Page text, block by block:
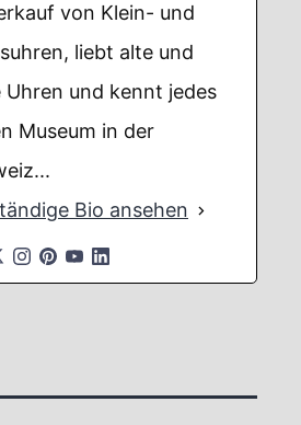
von Klein- und
liebt alte und
Uhren und kennt jedes
Museum in der
Bio ansehen